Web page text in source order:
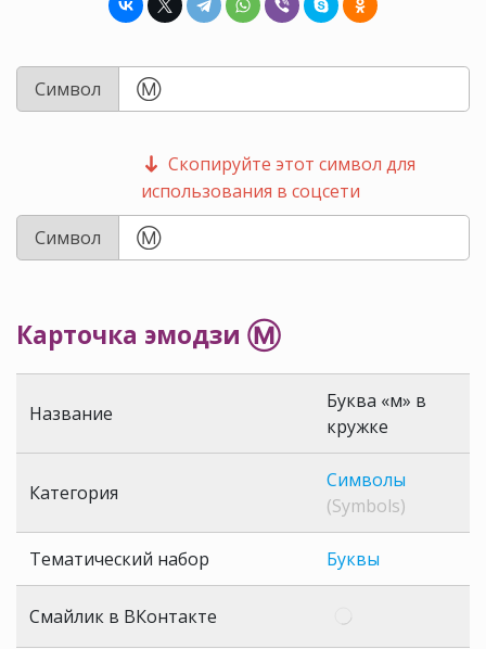
Символ
Скопируйте этот символ для
использования в соцсети
Символ
Карточка эмодзи Ⓜ️
Название
Буква «м» в
кружке
Категория
Символы
(Symbols)
Тематический набор Буквы
Смайлик в ВКонтакте